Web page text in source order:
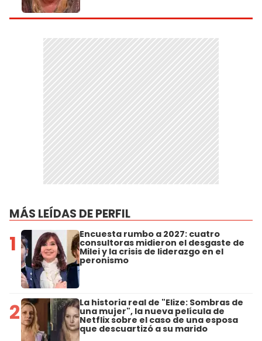
MÁS LEÍDAS DE PERFIL
1 Encuesta rumbo a 2027: cuatro
consultoras midieron el desgaste de
Milei y la crisis de liderazgo en el
peronismo
2 La historia real de "Elize: Sombras de
una mujer", la nueva película de
Netflix sobre el caso de una esposa
que descuartizó a su marido